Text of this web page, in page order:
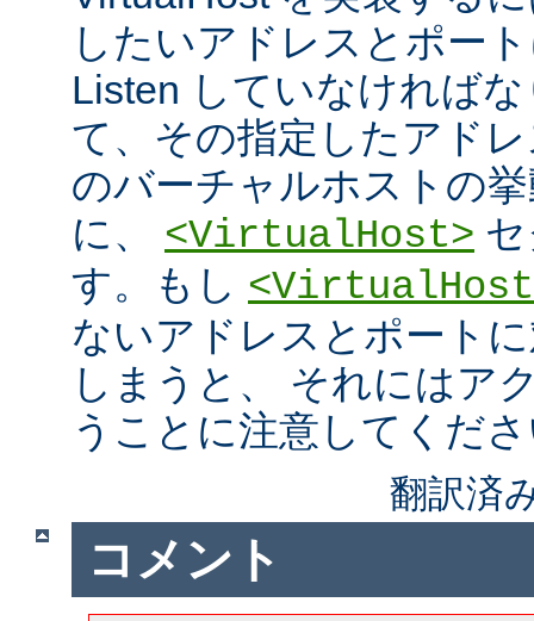
したいアドレスとポー
Listen していなければ
て、その指定したアド
のバーチャルホストの
に、 <VirtualHost>
す。もし
ないアドレスとポート
しまうと、 それにはア
うことに注意してくだ
翻訳済
コメント